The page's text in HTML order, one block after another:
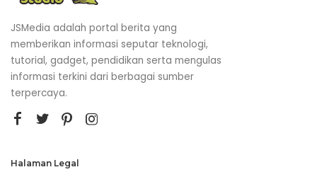
JSMedia adalah portal berita yang
memberikan informasi seputar teknologi,
tutorial, gadget, pendidikan serta mengulas
informasi terkini dari berbagai sumber
terpercaya.
Halaman Legal